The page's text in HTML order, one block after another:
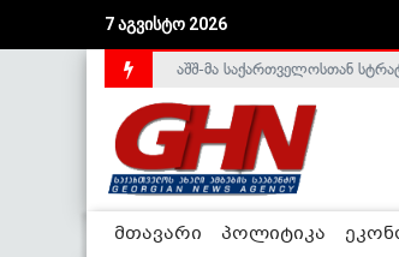
7 აგვისტო 2026
საქართველოს დე-ფაქტო
აშშ-მა საქართველოსთან
მთავარი პოლიტიკა